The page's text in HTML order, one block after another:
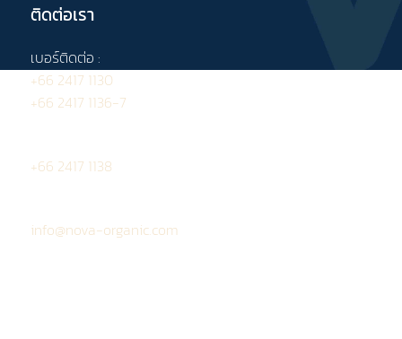
ติดต่อเรา
เบอร์ติดต่อ :
+66 2417 1130
+66 2417 1136-7
+66 2417 1138
info@nova-organic.com